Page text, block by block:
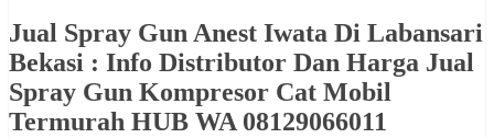
Jual Spray Gun Anest Iwata Di Labansari
Bekasi : Info Distributor Dan Harga Jual
Spray Gun Kompresor Cat Mobil
Termurah HUB WA 08129066011